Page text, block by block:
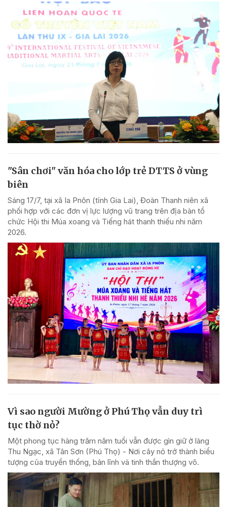
"Sân chơi" văn hóa cho lớp trẻ DTTS ở vùng
biên
Sáng 17/7, tại xã Ia Pnôn (tỉnh Gia Lai), Đoàn Thanh niên xã
phối hợp với các đơn vị lực lượng vũ trang trên địa bàn tổ
chức Hội thi Múa xoang và Tiếng hát thanh thiếu nhi năm
2026.
Vì sao người Mường ở Phú Thọ vẫn duy trì
tục thờ nỏ?
Một phong tục hàng trăm năm tuổi vẫn được gìn giữ ở làng
Thu Ngạc, xã Tân Sơn (Phú Thọ) - Nơi cây nỏ trở thành biểu
tượng của truyền thống, bản lĩnh và tinh thần thượng võ.